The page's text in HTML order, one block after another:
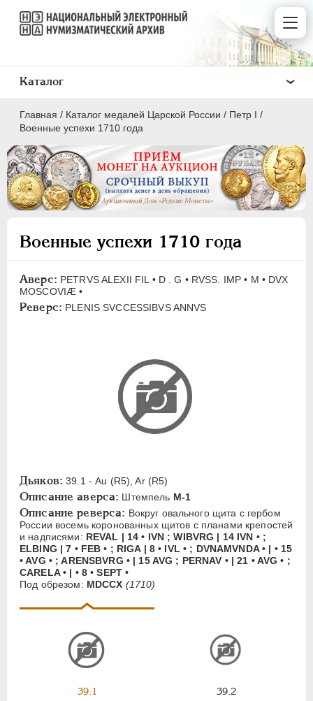
Главная / Каталог медалей Царской России / Пeтр I /
Военные успехи 1710 года
Военные успехи 1710 года
Аверс: PETRVS ALEXII FIL • D . G • RVSS. IMP • М • DVX
MOSCOVIÆ •
Реверс: PLENIS SVCCESSIBVS ANNVS
Дьяков: 39.1 - Au (R5), Ar (R5)
Описание аверса: Штемпель М-1
Описание реверса: Вокруг овального щита с гербом
России восемь коронованных щитов с планами крепостей
и надписями: REVAL | 14 • IVN ; WIBVRG | 14 IVN • ;
ELBING | 7 • FEB • ; RIGA | 8 • IVL • ; DVNAMVNDA • | • 15
• AVG • ; ARENSBVRG • | 15 AVG ; PERNAV • | 21 • AVG • ;
CARELA • | • 8 • SEPT •
Под обрезом: MDCCX (1710)
39.1 39.2
Каталог
ВСЕ
Латинская надпись
A C D E F G H
L
M
N O
Е З К
АННА ИОАННОВНА 1730-1740
ИОАНН АНТОНОВИЧ 1740-1741
ЕЛИЗАВЕТА 1741-1762
ПЕТР III 1762-1762
ЕКАТЕРИНА II 1762-1796
ПАВЕЛ I 1796-1801
АЛЕКСАНДР II 1855-1881
АЛЕКСАНДР III 1881-1894
СЕРИИ МЕДАЛЕЙ